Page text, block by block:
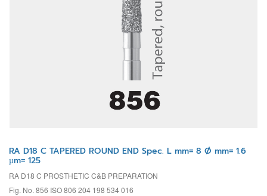
RA D18 C TAPERED ROUND END Spec. L mm= 8 Ø mm= 1.6
µm= 125
RA D18 C PROSTHETIC C&B PREPARATION
Fig. No. 856 ISO 806 204 198 534 016